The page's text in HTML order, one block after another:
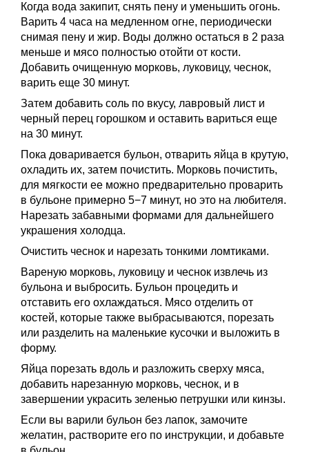
Когда вода закипит, снять пену и уменьшить огонь.
Варить 4 часа на медленном огне, периодически
снимая пену и жир. Воды должно остаться в 2 раза
меньше и мясо полностью отойти от кости.
Добавить очищенную морковь, луковицу, чеснок,
варить еще 30 минут.
Затем добавить соль по вкусу, лавровый лист и
черный перец горошком и оставить вариться еще
на 30 минут.
Пока доваривается бульон, отварить яйца в крутую,
охладить их, затем почистить. Морковь почистить,
для мягкости ее можно предварительно проварить
в бульоне примерно 5−7 минут, но это на любителя.
Нарезать забавными формами для дальнейшего
украшения холодца.
Очистить чеснок и нарезать тонкими ломтиками.
Вареную морковь, луковицу и чеснок извлечь из
бульона и выбросить. Бульон процедить и
отставить его охлаждаться. Мясо отделить от
костей, которые также выбрасываются, порезать
или разделить на маленькие кусочки и выложить в
форму.
Яйца порезать вдоль и разложить сверху мяса,
добавить нарезанную морковь, чеснок, и в
завершении украсить зеленью петрушки или кинзы.
Если вы варили бульон без лапок, замочите
желатин, растворите его по инструкции, и добавьте